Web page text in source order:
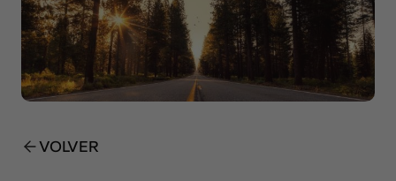
Interrelación
Clientes
Insights
Actualidad
Contacto
VOLVER